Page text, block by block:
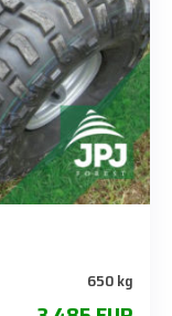
650 kg